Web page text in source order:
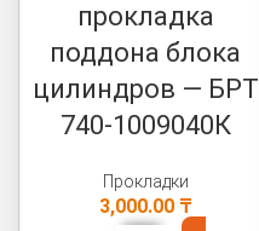
прокладка
поддона блока
цилиндров — БРТ
740-1009040К
Прокладки
3,000.00 ₸